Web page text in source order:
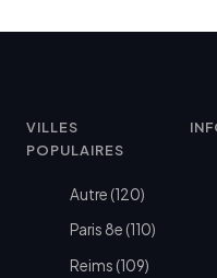
VILLES
POPULAIRES
Autre (120)
Paris 8e (110)
Reims (109)